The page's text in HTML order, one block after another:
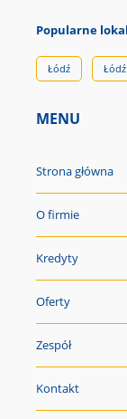
Popularne
Łódź
MENU
Strona główna
O firmie
Kredyty
Oferty
Zespół
Kontakt